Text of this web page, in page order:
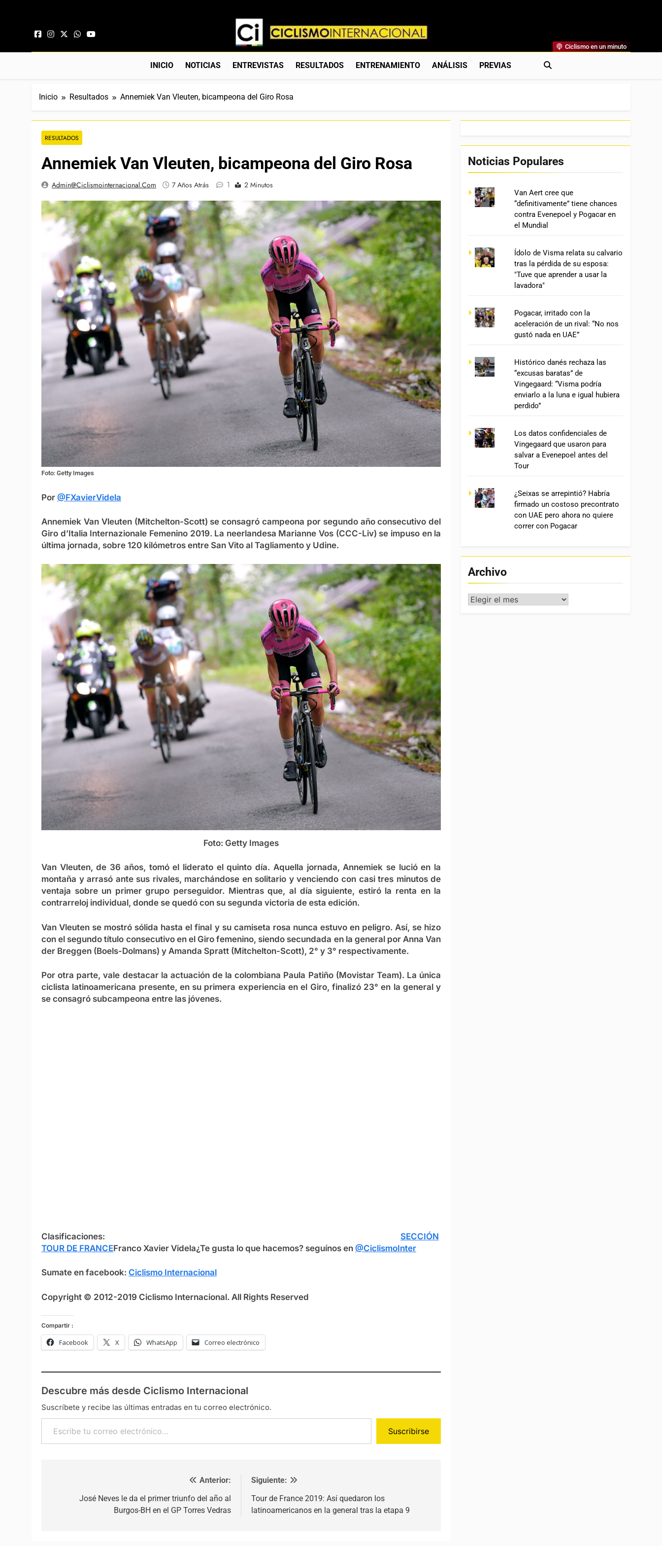
Ciclismo Internacional
Web Dedicada Al Ciclismo Mundial. Entrevistas, Análisis, Crónicas, Previas Y Más. La Web Ciclista De Referencia.
Ciclismo en un minuto
INICIO NOTICIAS ENTREVISTAS RESULTADOS ENTRENAMIENTO ANÁLISIS PREVIAS
Inicio Resultados Annemiek Van Vleuten, bicampeona del Giro Rosa
RESULTADOS
Annemiek Van Vleuten, bicampeona del Giro Rosa
Admin@ciclismointernacional.com 7 Años Atrás 1 2 Minutos
Foto: Getty Images
Por @FXavierVidela
Annemiek Van Vleuten (Mitchelton-Scott) se consagró campeona por segundo año consecutivo del
Giro d’Italia Internazionale Femenino 2019. La neerlandesa Marianne Vos (CCC-Liv) se impuso en la
última jornada, sobre 120 kilómetros entre San Vito al Tagliamento y Udine.
Foto: Getty Images
Van Vleuten, de 36 años, tomó el liderato el quinto día. Aquella jornada, Annemiek se lució en la
montaña y arrasó ante sus rivales, marchándose en solitario y venciendo con casi tres minutos de
ventaja sobre un primer grupo perseguidor. Mientras que, al día siguiente, estiró la renta en la
contrarreloj individual, donde se quedó con su segunda victoria de esta edición.
Van Vleuten se mostró sólida hasta el final y su camiseta rosa nunca estuvo en peligro. Así, se hizo
con el segundo título consecutivo en el Giro femenino, siendo secundada en la general por Anna Van
der Breggen (Boels-Dolmans) y Amanda Spratt (Mitchelton-Scott), 2° y 3° respectivamente.
Por otra parte, vale destacar la actuación de la colombiana Paula Patiño (Movistar Team). La única
ciclista latinoamericana presente, en su primera experiencia en el Giro, finalizó 23° en la general y
se consagró subcampeona entre las jóvenes.
Clasificaciones:
SECCIÓN
TOUR DE FRANCEFranco Xavier Videla¿Te gusta lo que hacemos? seguínos en @CiclismoInter
Sumate en facebook: Ciclismo Internacional
Copyright © 2012-2019 Ciclismo Internacional. All Rights Reserved
Compartir :
Facebook X WhatsApp Correo electrónico
Descubre más desde Ciclismo Internacional
Suscríbete y recibe las últimas entradas en tu correo electrónico.
Escribe tu correo electrónico…
Suscribirse
Anterior:
José Neves le da el primer triunfo del año al
Burgos-BH en el GP Torres Vedras
Siguiente:
Tour de France 2019: Así quedaron los
latinoamericanos en la general tras la etapa 9
Noticias Populares
Van Aert cree que
“definitivamente” tiene chances
contra Evenepoel y Pogacar en
el Mundial
Ídolo de Visma relata su calvario
tras la pérdida de su esposa:
"Tuve que aprender a usar la
lavadora"
Pogacar, irritado con la
aceleración de un rival: “No nos
gustó nada en UAE”
Histórico danés rechaza las
“excusas baratas” de
Vingegaard: “Visma podría
enviarlo a la luna e igual hubiera
perdido”
Los datos confidenciales de
Vingegaard que usaron para
salvar a Evenepoel antes del
Tour
¿Seixas se arrepintió? Habría
firmado un costoso precontrato
con UAE pero ahora no quiere
correr con Pogacar
Archivo
Archivo